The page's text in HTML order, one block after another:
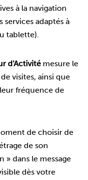
à la navigation
services adaptés à
tablette).
d'Activité mesure le
visites, ainsi que
fréquence de
de choisir de
de son
» dans le message
dès votre